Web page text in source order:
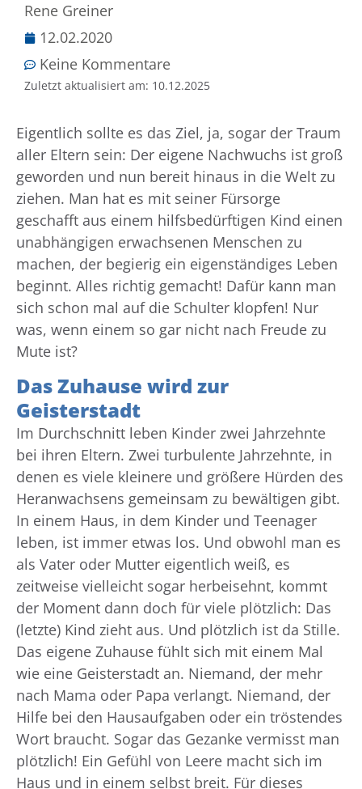
Rene Greiner
12.02.2020
Keine Kommentare
Zuletzt aktualisiert am: 10.12.2025
Eigentlich sollte es das Ziel, ja, sogar der Traum
aller Eltern sein: Der eigene Nachwuchs ist groß
geworden und nun bereit hinaus in die Welt zu
ziehen. Man hat es mit seiner Fürsorge
geschafft aus einem hilfsbedürftigen Kind einen
unabhängigen erwachsenen Menschen zu
machen, der begierig ein eigenständiges Leben
beginnt. Alles richtig gemacht! Dafür kann man
sich schon mal auf die Schulter klopfen! Nur
was, wenn einem so gar nicht nach Freude zu
Mute ist?
Das Zuhause wird zur
Geisterstadt
Im Durchschnitt leben Kinder zwei Jahrzehnte
bei ihren Eltern. Zwei turbulente Jahrzehnte, in
denen es viele kleinere und größere Hürden des
Heranwachsens gemeinsam zu bewältigen gibt.
In einem Haus, in dem Kinder und Teenager
leben, ist immer etwas los. Und obwohl man es
als Vater oder Mutter eigentlich weiß, es
zeitweise vielleicht sogar herbeisehnt, kommt
der Moment dann doch für viele plötzlich: Das
(letzte) Kind zieht aus. Und plötzlich ist da Stille.
Das eigene Zuhause fühlt sich mit einem Mal
wie eine Geisterstadt an. Niemand, der mehr
nach Mama oder Papa verlangt. Niemand, der
Hilfe bei den Hausaufgaben oder ein tröstendes
Wort braucht. Sogar das Gezanke vermisst man
plötzlich! Ein Gefühl von Leere macht sich im
Haus und in einem selbst breit. Für dieses